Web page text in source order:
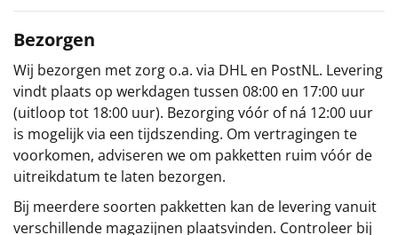
Bezorgen
Wij bezorgen met zorg o.a. via DHL en PostNL. Levering
vindt plaats op werkdagen tussen 08:00 en 17:00 uur
(uitloop tot 18:00 uur). Bezorging vóór of ná 12:00 uur
is mogelijk via een tijdszending. Om vertragingen te
voorkomen, adviseren we om pakketten ruim vóór de
uitreikdatum te laten bezorgen.
Bij meerdere soorten pakketten kan de levering vanuit
verschillende magazijnen plaatsvinden. Controleer bij